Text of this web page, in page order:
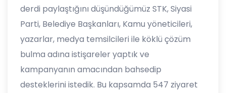
derdi paylaştığını düşündüğümüz STK, Siyasi
Parti, Belediye Başkanları, Kamu yöneticileri,
yazarlar, medya temsilcileri ile köklü çözüm
bulma adına istişareler yaptık ve
kampanyanın amacından bahsedip
desteklerini istedik. Bu kapsamda 547 ziyaret